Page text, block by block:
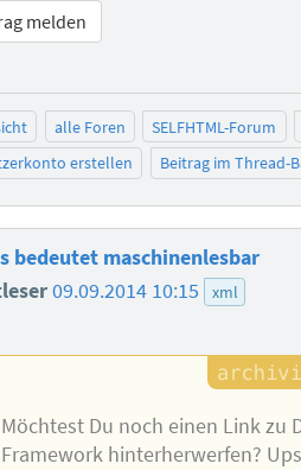
melden
alle Foren
SELFHTML-Forum
erstellen
Beitrag im Thread-
bedeutet maschinenlesbar
09.09.2014 10:15 xml
Möchtest Du noch einen Link zu
Framework hinterherwerfen?